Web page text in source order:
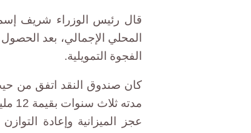
المحلي الإجمالي، بعد
الفجوة التمويلية.
كان صندوق النقد اتفق من
عجز الميزانية وإعادة